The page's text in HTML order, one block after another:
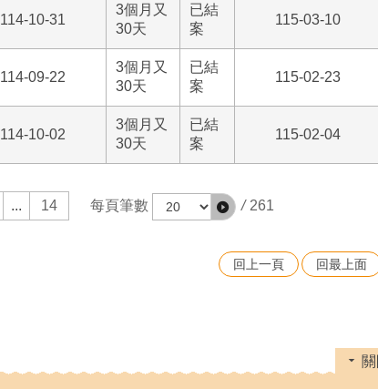
114-10-31
3個月又
30天
已結
案
115-03-10
114-09-22
3個月又
30天
已結
案
115-02-23
114-10-02
3個月又
30天
已結
案
115-02-04
... 14 每頁筆數 / 261
回上一頁 回最上面